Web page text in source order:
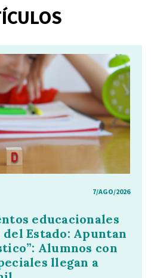
7/AGO/2026
educacionales
Estado: Apuntan
Alumnos con
llegan a